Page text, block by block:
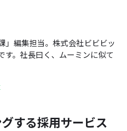
」編集担当。株式会社ビビビッ
す。社長曰く、ムーミンに似て
する採用サービス